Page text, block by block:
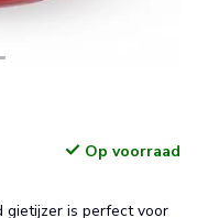
Op voorraad
gietijzer is perfect voor